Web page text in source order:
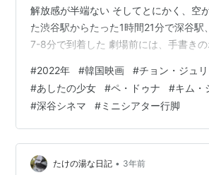
解放感が半端ない そしてとにかく、空
た渋谷駅からたった1時間21分で深谷駅
7-8分で到着した 劇場前には、手書きの
いうことで、是非劇場で、と思っていた
は上映終了していたから、深谷シネマ訪
に嬉しい鑑賞 韓国の職業系高校に通う
ン）は、卒業間近にようやく大手通信
ールセンターに研修することが決まる
に対して期待と興奮の…
#2022年 #韓国映画 #チョン・ジュリ
#あしたの少女 #ペ・ドゥナ #キム・
#深谷シネマ #ミニシアター行脚
たけの湯な日記 • 3年前